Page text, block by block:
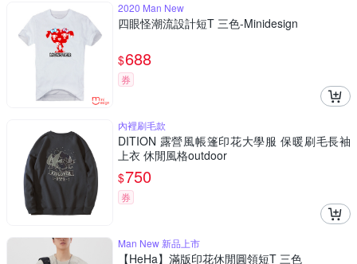
2020 Man New
四眼怪潮流設計短T 三色-Minidesign
$688
券
內裡刷毛款
DITION 露營風帳篷印花大學服 保暖刷毛長袖
上衣 休閒風格outdoor
$750
券
Man New 新品上市
【HeHa】滿版印花休閒圓領短T 三色